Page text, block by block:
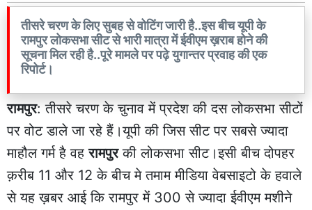
तीसरे चरण के लिए सुबह से वोटिंग जारी है..इस बीच यूपी के
रामपुर लोकसभा सीट से भारी मात्रा में ईवीएम ख़राब होने की
सूचना मिल रही है..पूरे मामले पर पढ़े युगान्तर प्रवाह की एक
रिपोर्ट।
रामपुर: तीसरे चरण के चुनाव में प्रदेश की दस लोकसभा सीटों
पर वोट डाले जा रहे हैं।यूपी की जिस सीट पर सबसे ज्यादा
माहौल गर्म है वहरामपुरकी लोकसभा सीट।इसी बीच दोपहर
क़रीब 11 और 12 के बीच मे तमाम मीडिया वेबसाइटो के हवाले
से यह ख़बर आई कि रामपुर में 300 से ज्यादा ईवीएम मशीने